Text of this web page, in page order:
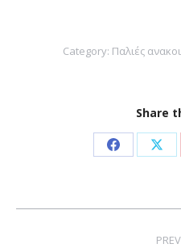
Category: Παλιές
Share
Share
Facebook
X